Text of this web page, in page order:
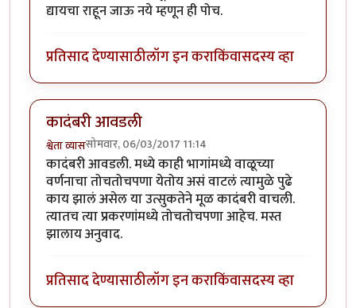
द्यायचा राहून जाऊ नये म्हणून ही पोच.
प्रतिसाद देण्यासाठीलॉग इन कराकिंवासदस्य व्हा
कादंबरी आवडली
श्वेता व्याससोमवार, 06/03/2017 11:14
कादंबरी आवडली. मध्ये काही भागांमध्ये वाळूच्या
वर्णनाचा तोचतोचपणा येतोय असं वाटलं त्यामुळे पुढे
काय झालं असेल या उत्सुकतेने मूळ कादंबरी वाचली.
त्यातच त्या प्रकरणांमध्ये तोचतोचपणा आहेच. मस्त
झालाय अनुवाद.
प्रतिसाद देण्यासाठीलॉग इन कराकिंवासदस्य व्हा